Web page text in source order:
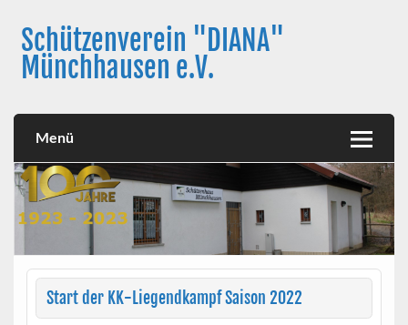
contentSchützenverein "DIANA"
Münchhausen e.V.
Menü
Start der KK-Liegendkampf Saison 2022